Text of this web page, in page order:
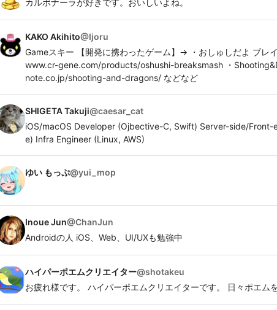
カルボナーラが好きです。おいしいよね。
KAKO Akihito@Ijoru
Gameスキー 【開発に携わったゲーム】→ ・おしゅしだよ ブレ
www.cr-gene.com/products/oshushi-breaksmash ・
note.co.jp/shooting-and-dragons/ などなど
SHIGETA Takuji@caesar_cat
iOS/macOS Developer (Ojbective-C, Swift) Server-side/Front-
e) Infra Engineer (Linux, AWS)
ゆい もっぷ@yui_mop
Inoue Jun@ChanJun
Androidの人 iOS、Web、UI/UXも勉強中
ハイパーポエムクリエイター@shotakeu
お疲れ様です。 ハイパーポエムクリエイターです。 日々ポエム